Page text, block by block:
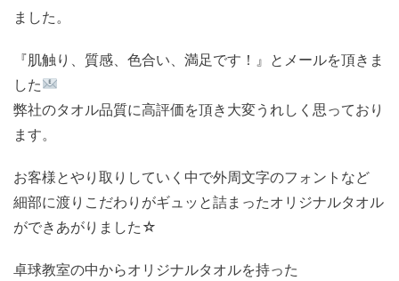
ました。
『肌触り、質感、色合い、満足です！』とメールを頂きま
した
弊社のタオル品質に高評価を頂き大変うれしく思っており
ます。
お客様とやり取りしていく中で外周文字のフォントなど
細部に渡りこだわりがギュッと詰まったオリジナルタオル
ができあがりました☆
卓球教室の中からオリジナルタオルを持った